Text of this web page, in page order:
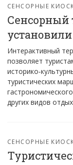
СЕНСОРНЫЕ
Сенсорный
Интерактивный
позволяет
историко-
туристических
других видов
СЕНСОРНЫЕ